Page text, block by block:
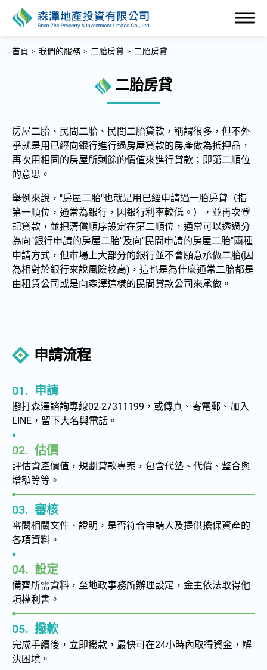
首頁 我們的服務 二胎房貸 二胎房貸
二胎房貸
房屋二胎、民間二胎、民間二胎貸款，稱謂很多，但不外
乎就是用已經向銀行進行過房屋貸款的房產做為抵押品，
再次用相同的房屋所剩餘的價值來進行貸款；即第二順位
的意思。
舉例來說，"房屋⼆胎"也就是用已經申請過一胎房貸（指
第一順位，通常為銀行，因銀行利率較低。），並再次登
記貸款，並把清償順序設定在第⼆順位，通常可以透過分
為向"銀行申請的房屋⼆胎"及向"⺠間申請的房屋⼆胎"兩種
申請方式，但市場上大部分的銀行並不會願意承做二胎(因
為相對於銀行來說風險較高)，這也是為什麼通常二胎都是
由租賃公司或是向森澤這樣的民間貸款公司來承做。
申請流程
01. 申請
撥打森澤諮詢專線02-27311199，或傳真、寄電郵、加入
LINE，留下大名與電話。
02. 估價
評估資產價值，規劃貸款專案，包含代墊、代償、整合與
增額等等。
03. 審核
審閱相關文件、證明，是否符合申請人及提供擔保資產的
各項資料。
04. 設定
備齊所需資料，至地政事務所辦理設定，金主依法取得他
項權利書。
05. 撥款
完成手續後，立即撥款，最快可在24小時內取得資金，解
決困境。
什麼是二胎房貸?
我們的服務
全部
二胎房貸
貸款借新還舊服務
專業代墊
支票貼現
房貸利率試算比較
商業合作
案例分享
房屋二胎常見問題
房屋二胎常見陷阱
sz.65207406@gmail.com